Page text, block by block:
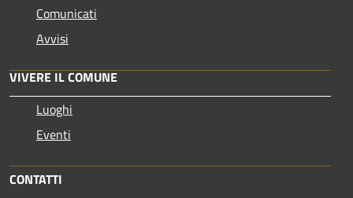
Comunicati
Avvisi
VIVERE IL COMUNE
Luoghi
Eventi
CONTATTI